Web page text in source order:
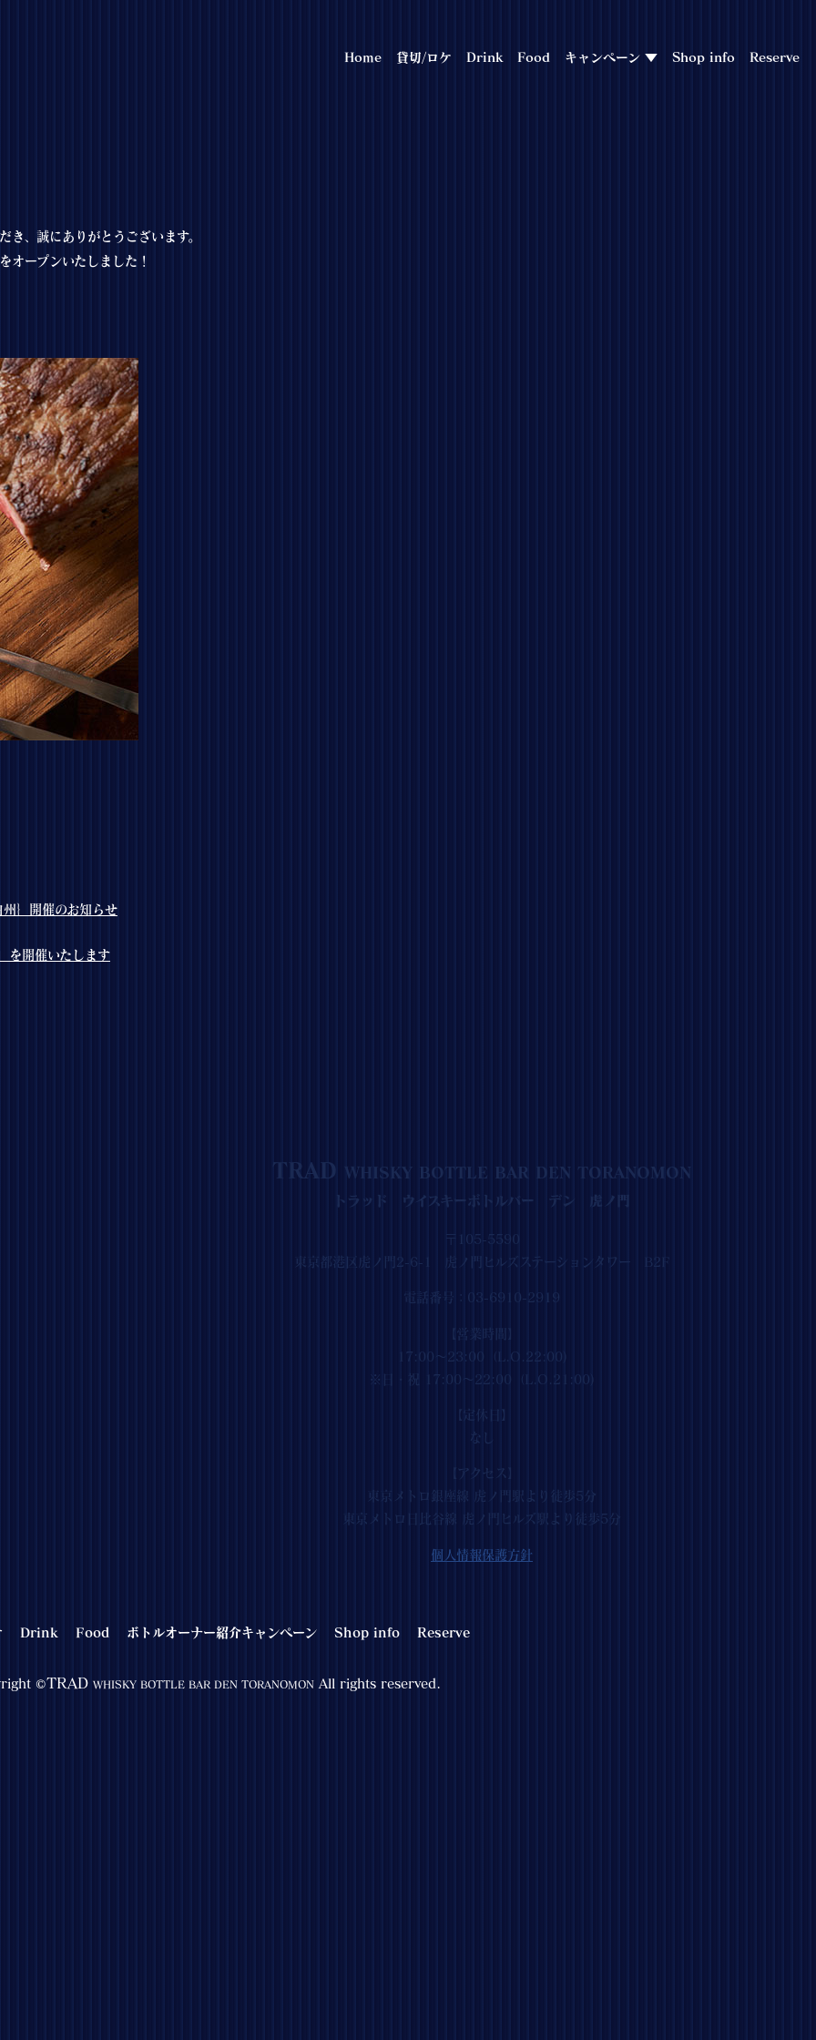
Home 貸切/ロケ Drink Food キャンペーン ▼ Shop info Reserve
き、誠にありがとうございます。
オープンいたしました！
｝開催のお知らせ
を開催いたします
TRAD WHISKY BOTTLE BAR DEN TORANOMON
トラッド ウイスキーボトルバー デン 虎ノ門
〒105-5590
東京都港区虎ノ門2-6-1 虎ノ門ヒルズステーションタワー B2F
電話番号：03-6910-2919
【営業時間】
17:00～23:00（L.O.22:00)
※日・祝 17:00～22:00（L.O.21:00)
【定休日】
なし
【アクセス】
東京メトロ銀座線 虎ノ門駅より徒歩5分
東京メトロ日比谷線 虎ノ門ヒルズ駅より徒歩5分
個人情報保護方針
Drink Food ボトルオーナー紹介キャンペーン Shop info Reserve
©TRAD WHISKY BOTTLE BAR DEN TORANOMON All rights reserved.